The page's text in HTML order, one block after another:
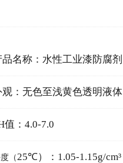
品名称：水性工业漆防腐剂
观：无色至浅黄色透明液体
值：4.0-7.0
（ 25℃） ：1.05-1.15g/cm³